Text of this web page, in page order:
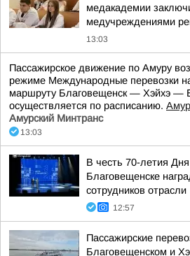
медакадемии
медучреждениями
13:03
Пассажирское движение по Амуру
режиме Международные перевозки
маршруту Благовещенск — Хэйхэ —
осуществляется по расписанию.
Амурский Минтранс
13:03
В честь 70-летия
Благовещенске
сотрудников отрасли
12:57
Пассажирские
Благовещенском и